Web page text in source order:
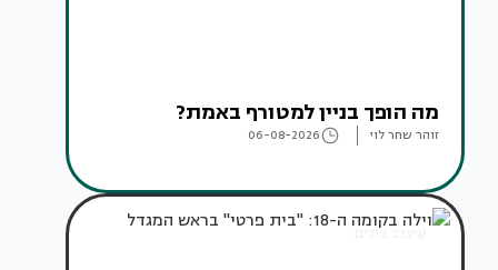
מה הופך בניין למטורף באמת?
זוהר שחר לוי 06-08-2026
עיצוב בתים